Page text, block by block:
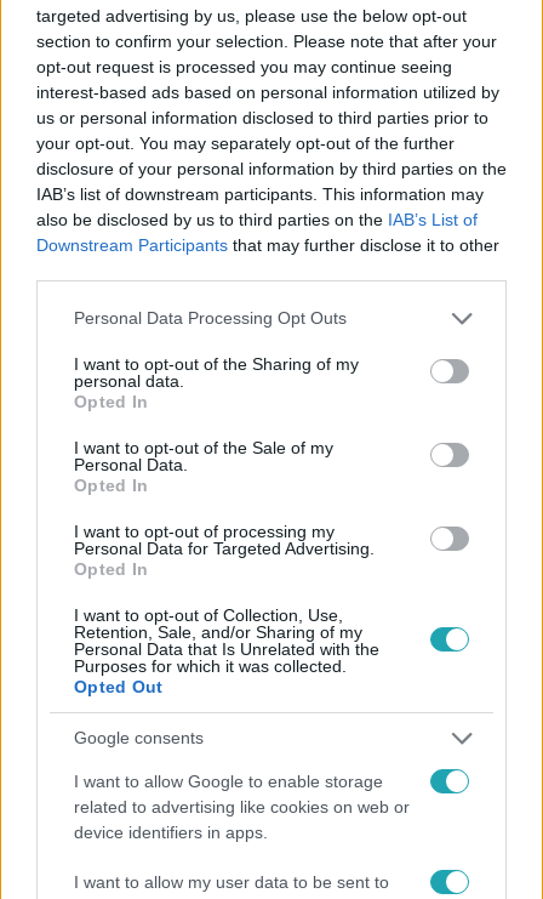
targeted advertising by us, please use the below opt-out
section to confirm your selection. Please note that after your
opt-out request is processed you may continue seeing
interest-based ads based on personal information utilized by
us or personal information disclosed to third parties prior to
your opt-out. You may separately opt-out of the further
disclosure of your personal information by third parties on the
IAB’s list of downstream participants. This information may
also be disclosed by us to third parties on the IAB’s List of
Downstream Participants that may further disclose it to other
Please note that this website/app uses one or more Google
not limited to your visit or usage behaviour. You may click to
grant or deny consent to Google and its third-party tags to
use your data for below specified purposes in below Google
consent section.
Personal Data Processing Opt Outs
I want to opt-out of the Sharing of my
personal data.
Opted In
I want to opt-out of the Sale of my
Personal Data.
Opted In
I want to opt-out of processing my
Personal Data for Targeted Advertising.
Opted In
I want to opt-out of Collection, Use,
Retention, Sale, and/or Sharing of my
Personal Data that Is Unrelated with the
Purposes for which it was collected.
Opted Out
Google consents
I want to allow Google to enable storage
related to advertising like cookies on web or
device identifiers in apps.
I want to allow my user data to be sent to
Kövess minket, és értesülj a friss hírekről a
ADÁSRÉSZLETEK #ALFÖLDI RÓBERT VIDEÓ
BULVÁR
ELENI KORANI #KOVÁTS DÁVID #
KERÁMIA #PÁPAI PÉTER #LICIT
Népszerű